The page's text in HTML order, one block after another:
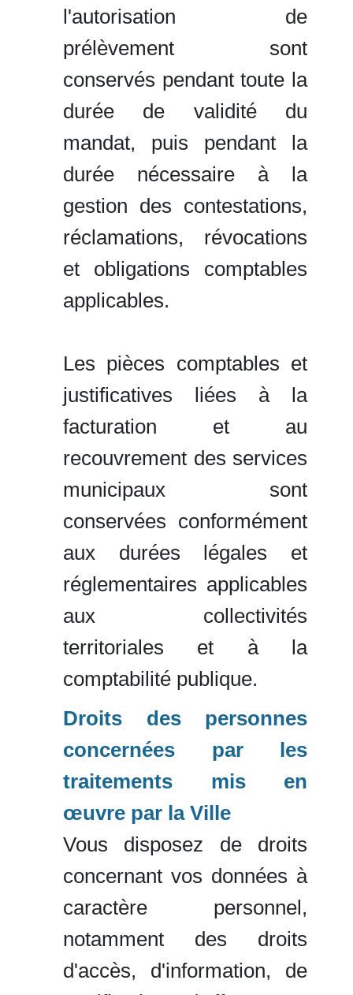
l'autorisation de
prélèvement sont
conservés pendant toute la
durée de validité du
mandat, puis pendant la
durée nécessaire à la
gestion des contestations,
réclamations, révocations
et obligations comptables
applicables.
Les pièces comptables et
justificatives liées à la
facturation et au
recouvrement des services
municipaux sont
conservées conformément
aux durées légales et
réglementaires applicables
aux collectivités
territoriales et à la
comptabilité publique.
Droits des personnes
concernées par les
traitements mis en
œuvre par la Ville
Vous disposez de droits
concernant vos données à
caractère personnel,
notamment des droits
d'accès, d'information, de